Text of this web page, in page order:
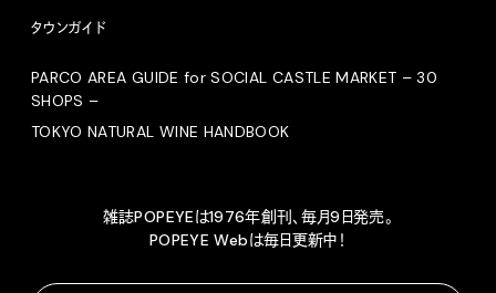
タウンガイド
PARCO AREA GUIDE for SOCIAL CASTLE MARKET – 30
SHOPS –
TOKYO NATURAL WINE HANDBOOK
雑誌POPEYEは1976年創刊、毎月9日発売。
POPEYE Webは毎日更新中！